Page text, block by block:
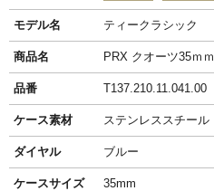
モデル名 ティークラシック
商品名 PRX クオーツ35ｍ
品番 T137.210.11.041.00
ケース素材 ステンレススチール
ダイヤル ブルー
ケースサイズ 35mm